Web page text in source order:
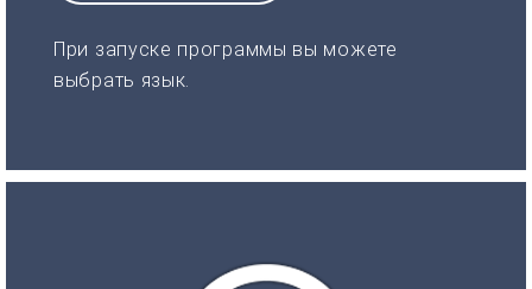
При запуске программы вы можете
выбрать язык.